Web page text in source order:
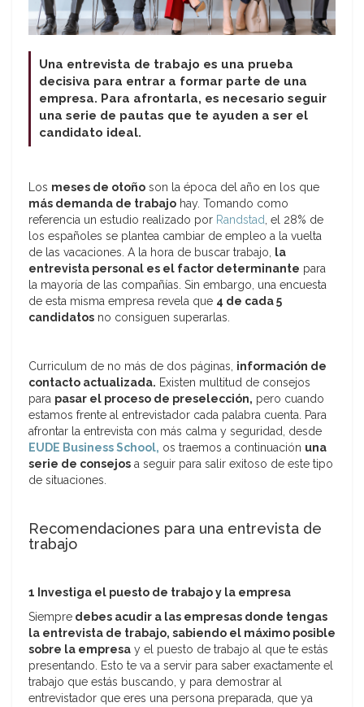
Una entrevista de trabajo es una prueba
decisiva para entrar a formar parte de una
empresa. Para afrontarla, es necesario seguir
una serie de pautas que te ayuden a ser el
candidato ideal.
Los meses de otoño son la época del año en los que
más demanda de trabajo hay. Tomando como
referencia un estudio realizado por Randstad, el 28% de
los españoles se plantea cambiar de empleo a la vuelta
de las vacaciones. A la hora de buscar trabajo, la
entrevista personal es el factor determinante para
la mayoría de las compañías. Sin embargo, una encuesta
de esta misma empresa revela que 4 de cada 5
candidatos no consiguen superarlas.
Curriculum de no más de dos páginas, información de
contacto actualizada. Existen multitud de consejos
para pasar el proceso de preselección, pero cuando
estamos frente al entrevistador cada palabra cuenta. Para
afrontar la entrevista con más calma y seguridad, desde
EUDE Business School, os traemos a continuación una
serie de consejos a seguir para salir exitoso de este tipo
de situaciones.
Recomendaciones para una entrevista de
trabajo
1 Investiga el puesto de trabajo y la empresa
Siempre debes acudir a las empresas donde tengas
la entrevista de trabajo, sabiendo el máximo posible
sobre la empresa y el puesto de trabajo al que te estás
presentando. Esto te va a servir para saber exactamente el
trabajo que estás buscando, y para demostrar al
entrevistador que eres una persona preparada, que ya